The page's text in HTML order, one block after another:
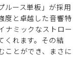
ルース単板」が採用
度と卓越した音響特
ナミックなストロー
くれます。その結
ことができ、まさに